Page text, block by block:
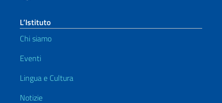
L’Istituto
Chi siamo
Eventi
Lingua e Cultura
Notizie